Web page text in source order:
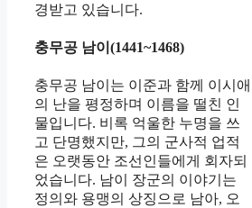
경받고 있습니다.
충무공 남이(1441~1468)
충무공 남이는 이준과 함께 이시애
의 난을 평정하며 이름을 떨친 인
물입니다. 비록 억울한 누명을 쓰
고 단명했지만, 그의 군사적 업적
은 오랫동안 조선인들에게 회자되
었습니다. 남이 장군의 이야기는
정의와 용맹의 상징으로 남아, 오